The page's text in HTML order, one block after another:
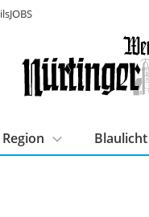
Region Blaulicht